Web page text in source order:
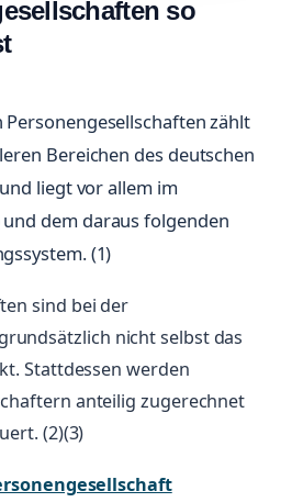
so
zählt
Bereichen des deutschen
liegt vor allem im
und dem daraus folgenden
(1)
sind bei der
nicht selbst das
Stattdessen werden
anteilig zugerechnet
(2)(3)